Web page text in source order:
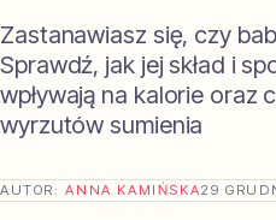
Zastanawiasz się, czy
Sprawdź, jak jej skład i
wpływają na kalorie oraz
wyrzutów sumienia
AUTOR:ANNA KAMIŃSKA29